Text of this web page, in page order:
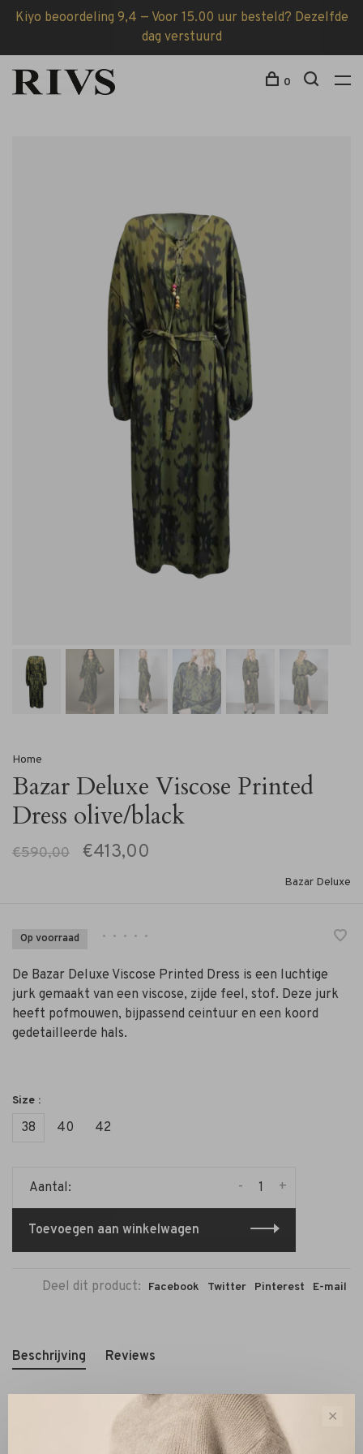
Kiyo beoordeling 9,4 — Voor 15.00 uur besteld? Dezelfde
dag verstuurd
0
Home
Bazar Deluxe Viscose Printed
Dress olive/black
€590,00 €413,00
Bazar Deluxe
Op voorraad • • • • •
De Bazar Deluxe Viscose Printed Dress is een luchtige
jurk gemaakt van een viscose, zijde feel, stof. Deze jurk
heeft pofmouwen, bijpassend ceintuur en een koord
gedetailleerde hals.
Size :
38 40 42
Aantal: +
-
Toevoegen aan winkelwagen
Deel dit product: Facebook Twitter Pinterest E-mail
Beschrijving Reviews
✕